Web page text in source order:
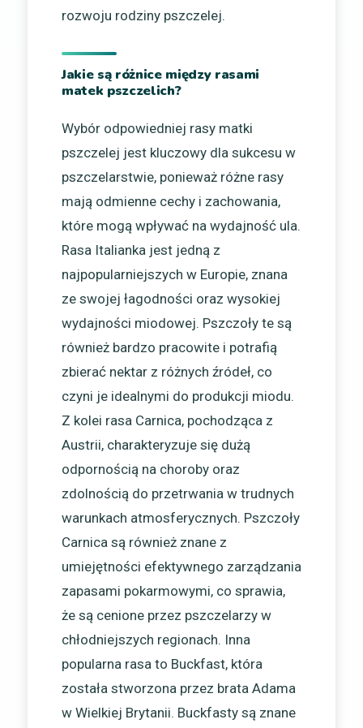
rozwoju rodziny pszczelej.
Jakie są różnice między rasami
matek pszczelich?
Wybór odpowiedniej rasy matki
pszczelej jest kluczowy dla sukcesu w
pszczelarstwie, ponieważ różne rasy
mają odmienne cechy i zachowania,
które mogą wpływać na wydajność ula.
Rasa Italianka jest jedną z
najpopularniejszych w Europie, znana
ze swojej łagodności oraz wysokiej
wydajności miodowej. Pszczoły te są
również bardzo pracowite i potrafią
zbierać nektar z różnych źródeł, co
czyni je idealnymi do produkcji miodu.
Z kolei rasa Carnica, pochodząca z
Austrii, charakteryzuje się dużą
odpornością na choroby oraz
zdolnością do przetrwania w trudnych
warunkach atmosferycznych. Pszczoły
Carnica są również znane z
umiejętności efektywnego zarządzania
zapasami pokarmowymi, co sprawia,
że są cenione przez pszczelarzy w
chłodniejszych regionach. Inna
popularna rasa to Buckfast, która
została stworzona przez brata Adama
w Wielkiej Brytanii. Buckfasty są znane